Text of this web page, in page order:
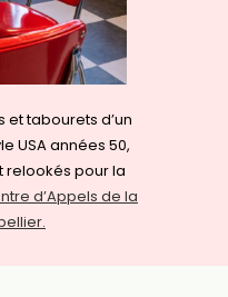
et tabourets d’un
USA années 50,
relookés pour la
d’Appels de la